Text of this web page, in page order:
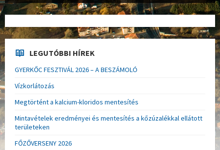
LEGUTÓBBI HÍREK
GYERKŐC FESZTIVÁL 2026 – A BESZÁMOLÓ
Vízkorlátozás
Megtörtént a kalcium-kloridos mentesítés
Mintavételek eredményei és mentesítés a kőzúzalékkal ellátott
területeken
FŐZŐVERSENY 2026